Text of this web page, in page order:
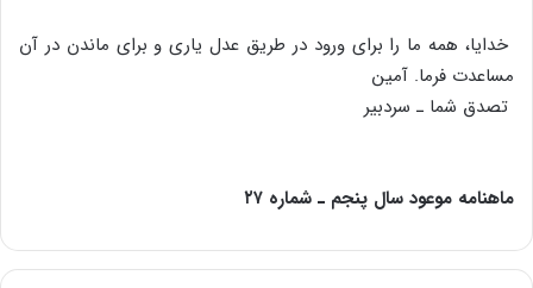
خدایا، همه ما را برای ورود در طریق عدل یاری و برای ماندن در آن
مساعدت فرما. آمین
تصدق شما ـ سردبیر
ماهنامه موعود سال پنجم ـ شماره ۲۷